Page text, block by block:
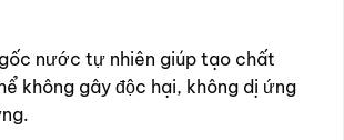
nước tự nhiên giúp tạo chất
không gây độc hại, không dị ứng